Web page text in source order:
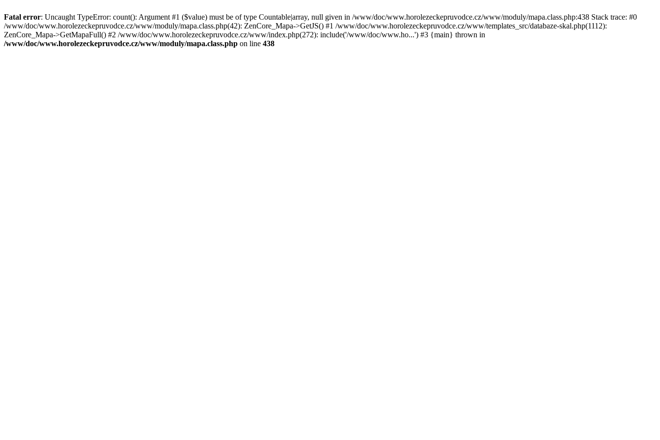
Fatal error: Uncaught TypeError: count(): Argument #1 ($value) must be of type Countable|array, null given in /www/doc/www.horolezeckepruvodce.cz/www/moduly/mapa.class.php:438 Stack trace: #0
/www/doc/www.horolezeckepruvodce.cz/www/moduly/mapa.class.php(42): ZenCore_Mapa->GetJS() #1 /www/doc/www.horolezeckepruvodce.cz/www/templates_src/databaze-skal.php(1112):
ZenCore_Mapa->GetMapaFull() #2 /www/doc/www.horolezeckepruvodce.cz/www/index.php(272): include('/www/doc/www.ho...') #3 {main} thrown in
/www/doc/www.horolezeckepruvodce.cz/www/moduly/mapa.class.php on line 438